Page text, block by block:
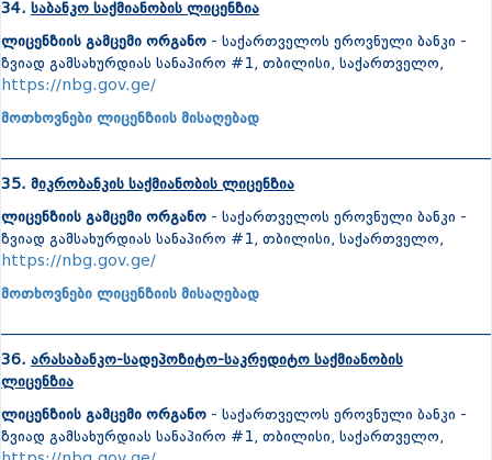
34. საბანკო საქმიანობის ლიცენზია
ლიცენზიის გამცემი ორგანო - საქართველოს ეროვნული ბანკი -
ზვიად გამსახურდიას სანაპირო #1, თბილისი, საქართველო,
https://nbg.gov.ge/
მოთხოვნები ლიცენზიის მისაღებად
35. მიკრობანკის საქმიანობის ლიცენზია
ლიცენზიის გამცემი ორგანო - საქართველოს ეროვნული ბანკი -
ზვიად გამსახურდიას სანაპირო #1, თბილისი, საქართველო,
https://nbg.gov.ge/
მოთხოვნები ლიცენზიის მისაღებად
36. არასაბანკო-სადეპოზიტო-საკრედიტო საქმიანობის
ლიცენზია
ლიცენზიის გამცემი ორგანო - საქართველოს ეროვნული ბანკი -
ზვიად გამსახურდიას სანაპირო #1, თბილისი, საქართველო,